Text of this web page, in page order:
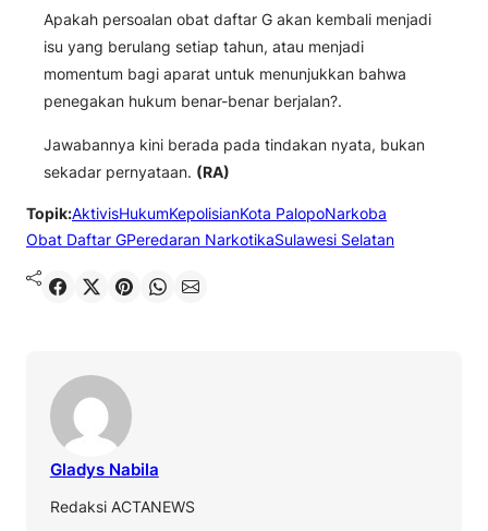
Apakah persoalan obat daftar G akan kembali menjadi
isu yang berulang setiap tahun, atau menjadi
momentum bagi aparat untuk menunjukkan bahwa
penegakan hukum benar-benar berjalan?.
Jawabannya kini berada pada tindakan nyata, bukan
sekadar pernyataan. (RA)
Topik:AktivisHukumKepolisianKota PalopoNarkoba
Obat Daftar GPeredaran NarkotikaSulawesi Selatan
Shared Share on X Pin It Send on WhatsApp Send on Email
Gladys Nabila
Redaksi ACTANEWS